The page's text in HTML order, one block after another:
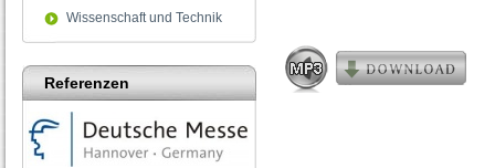
Wissenschaft und Technik
Referenzen